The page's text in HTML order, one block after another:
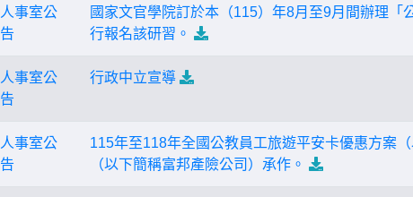
人事室公
告
國家文官學院訂於本（115）年8月至9月間辦理
行報名該研習。
人事室公
告
行政中立宣導
人事室公
告
115年至118年全國公教員工旅遊平安卡優惠方案
（以下簡稱富邦產險公司）承作。